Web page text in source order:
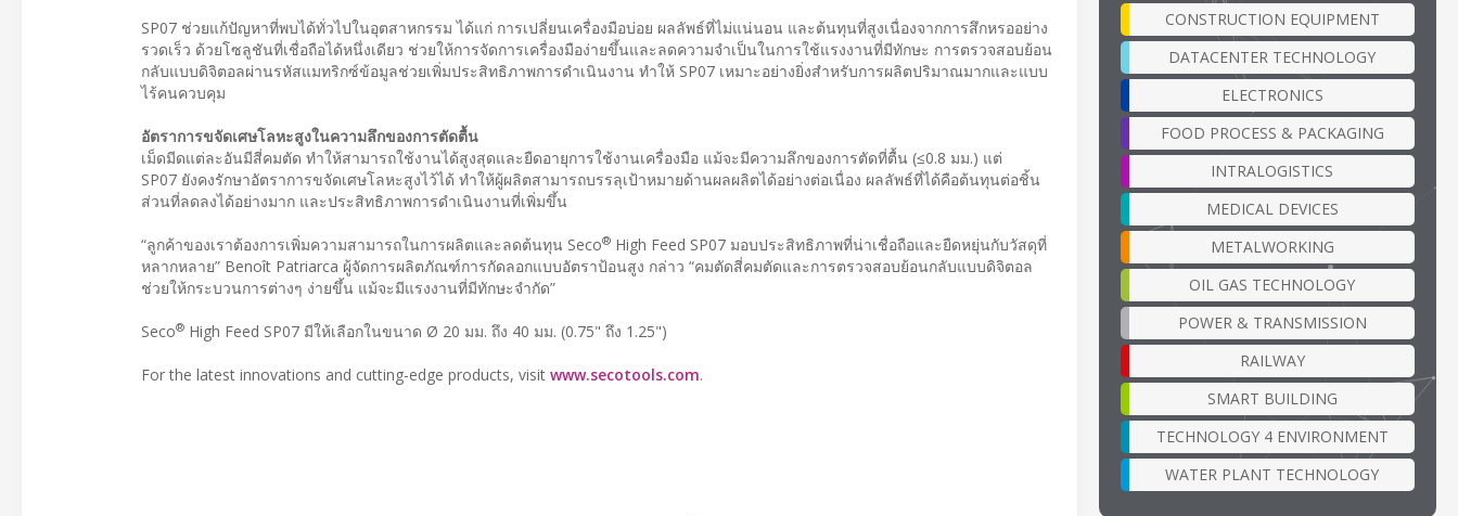
SP07 ช่วยแก้ปัญหาที่พบได้ทั่วไปในอุตสาหกรรม ได้แก่ การเปลี่ยนเครื่องมือบ่อย ผลลัพธ์ที่ไม่แน่นอน และต้นทุนที่สูงเนื่องจากการสึกหรออย่าง
รวดเร็ว ด้วยโซลูชันที่เชื่อถือได้หนึ่งเดียว ช่วยให้การจัดการเครื่องมือง่ายขึ้นและลดความจำเป็นในการใช้แรงงานที่มีทักษะ การตรวจสอบย้อน
กลับแบบดิจิตอลผ่านรหัสแมทริกซ์ข้อมูลช่วยเพิ่มประสิทธิภาพการดำเนินงาน ทำให้ SP07 เหมาะอย่างยิ่งสำหรับการผลิตปริมาณมากและแบบ
ไร้คนควบคุม
อัตราการขจัดเศษโลหะสูงในความลึกของการตัดตื้น
เม็ดมีดแต่ละอันมีสี่คมตัด ทำให้สามารถใช้งานได้สูงสุดและยืดอายุการใช้งานเครื่องมือ แม้จะมีความลึกของการตัดที่ตื้น (≤0.8 มม.) แต่
SP07 ยังคงรักษาอัตราการขจัดเศษโลหะสูงไว้ได้ ทำให้ผู้ผลิตสามารถบรรลุเป้าหมายด้านผลผลิตได้อย่างต่อเนื่อง ผลลัพธ์ที่ได้คือต้นทุนต่อชิ้น
ส่วนที่ลดลงได้อย่างมาก และประสิทธิภาพการดำเนินงานที่เพิ่มขึ้น
“ลูกค้าของเราต้องการเพิ่มความสามารถในการผลิตและลดต้นทุน Seco® High Feed SP07 มอบประสิทธิภาพที่น่าเชื่อถือและยืดหยุ่นกับวัสดุที่
หลากหลาย” Benoît Patriarca ผู้จัดการผลิตภัณฑ์การกัดลอกแบบอัตราป้อนสูง กล่าว “คมตัดสี่คมตัดและการตรวจสอบย้อนกลับแบบดิจิตอล
ช่วยให้กระบวนการต่างๆ ง่ายขึ้น แม้จะมีแรงงานที่มีทักษะจำกัด”
Seco® High Feed SP07 มีให้เลือกในขนาด Ø 20 มม. ถึง 40 มม. (0.75" ถึง 1.25")
For the latest innovations and cutting-edge products, visit www.secotools.com.
CONSTRUCTION EQUIPMENT
DATACENTER TECHNOLOGY
ELECTRONICS
FOOD PROCESS & PACKAGING
INTRALOGISTICS
MEDICAL DEVICES
METALWORKING
OIL GAS TECHNOLOGY
POWER & TRANSMISSION
RAILWAY
SMART BUILDING
TECHNOLOGY 4 ENVIRONMENT
WATER PLANT TECHNOLOGY